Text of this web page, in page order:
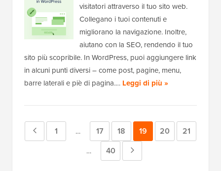
visitatori attraverso il tuo sito web.
Collegano i tuoi contenuti e
migliorano la navigazione. Inoltre,
aiutano con la SEO, rendendo il tuo
sito più scopribile. In WordPress, puoi aggiungere link
in alcuni punti diversi – come post, pagine, menu,
barre laterali e piè di pagina.… Leggi di più »
PaginaPagina
1
Pagine
intermedie
omesse
… Pagina
17 Pagina
18 Pagina
19 Pagina
20 Pagina
21
Pagine
intermedie
… Pagina
40